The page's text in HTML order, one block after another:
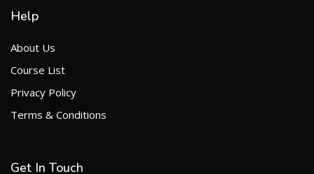
Help
About Us
Course List
Privacy Policy
Terms & Conditions
Get In Touch